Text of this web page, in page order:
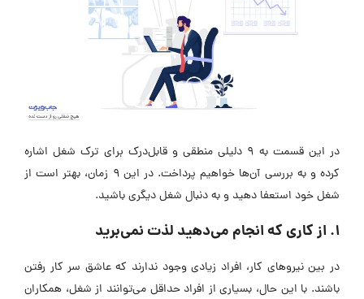
در این قسمت به 9 دلیلی منطقی و قابل‌درک برای ترک شغل اشاره
کرده و به بررسی آن‌ها خواهیم پرداخت. در این 9 زمان، بهتر است از
شغل خود استعفا دهید و به دنبال شغل دیگری باشید.
1. از کاری که انجام می‌دهید لذت نمی‌برید
در بین نیروهای کار، افراد زیادی وجود ندارند که عاشق سر کار رفتن
باشند. با این حال، بسیاری از افراد حداقل می‌توانند از شغل، همکاران